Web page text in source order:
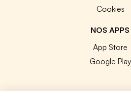
Cookies
NOS APPS
App Store
Google Play